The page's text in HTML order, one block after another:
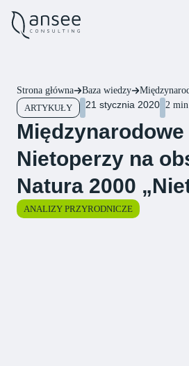
Strona główna Baza wiedzy
ARTYKUŁY
21 stycznia 2020 2
Nietoperzy na
Natura 2000
ANALIZY PRZYRODNICZE